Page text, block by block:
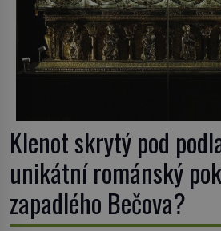
Klenot skrytý pod
unikátní románský
zapadlého Bečova?